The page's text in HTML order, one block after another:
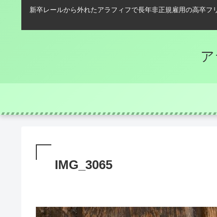
新卒レールから外れたアラフィフで長年非正規雇用の高卒
IMG_3065